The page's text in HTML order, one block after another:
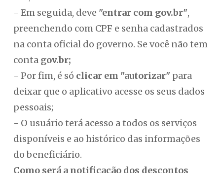
- Em seguida, deve "entrar com gov.br",
preenchendo com CPF e senha cadastrados
na conta oficial do governo. Se você não tem
conta gov.br;
- Por fim, é só clicar em "autorizar" para
deixar que o aplicativo acesse os seus dados
pessoais;
- O usuário terá acesso a todos os serviços
disponíveis e ao histórico das informações
do beneficiário.
Como será a notificação dos descontos